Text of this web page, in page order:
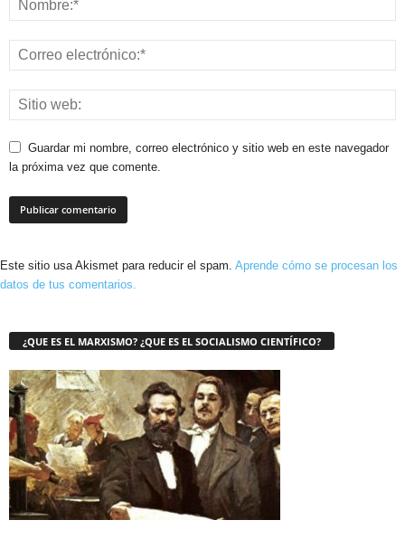
Guardar mi nombre, correo electrónico y sitio web en este navegador
la próxima vez que comente.
Este sitio usa Akismet para reducir el spam. Aprende cómo se procesan los
datos de tus comentarios.
¿QUE ES EL MARXISMO? ¿QUE ES EL SOCIALISMO CIENTÍFICO?